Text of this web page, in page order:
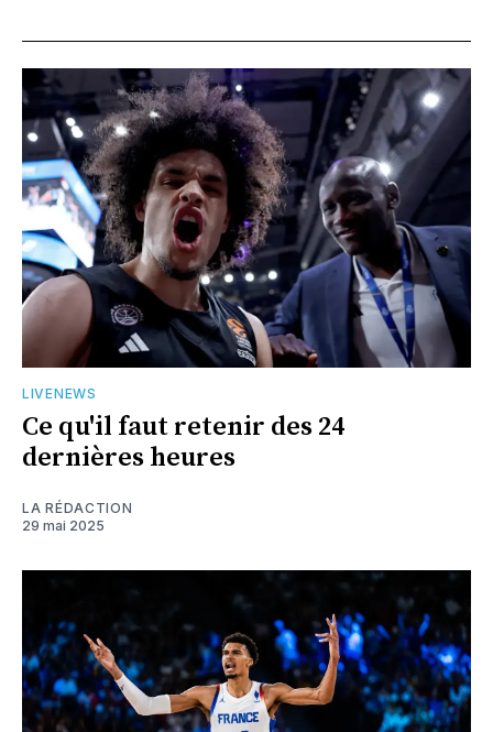
LIVENEWS
Ce qu'il faut retenir des 24
dernières heures
LA RÉDACTION
29 mai 2025